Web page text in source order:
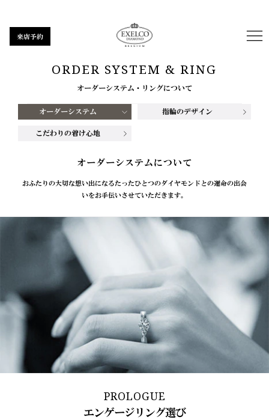
ORDER SYSTEM & RING
オーダーシステム・リングについて
オーダーシステム 指輪のデザイン
こだわりの着け心地
オーダーシステムについて
おふたりの大切な想い出になるたったひとつのダイヤモンドとの運命の出会
いをお手伝いさせていただきます。
PROLOGUE
エンゲージリング選び
来店予約